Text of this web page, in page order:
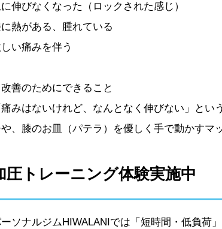
伸びなくなった（ロックされた感じ）
熱がある、腫れている
い痛みを伴う
善のためにできること
みはないけれど、なんとなく伸びない」とい
、膝のお皿（パテラ）を優しく手で動かすマ
圧トレーニング体験実施中
ソナルジムHIWALANIでは「短時間・低負荷